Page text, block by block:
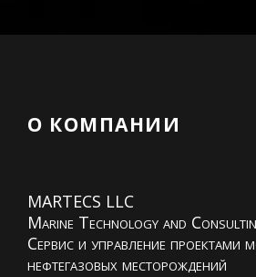
О КОМПАНИИ
MARTECS LLC
Marine Technology and
Сервис и управление проектами
нефтегазовых месторождений